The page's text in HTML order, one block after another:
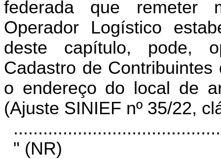
federada que remeter
Operador Logístico
deste capítulo, pode,
Cadastro de
o endereço do local de
(Ajuste SINIEF nº 35/22,
" (NR)